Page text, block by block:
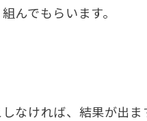
んでもらいます。
なければ、結果が出ま